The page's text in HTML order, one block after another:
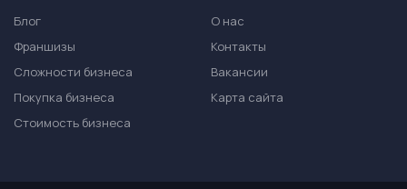
Блог
Франшизы
Сложности бизнеса
Покупка бизнеса
Стоимость бизнеса
О нас
Контакты
Вакансии
Карта сайта